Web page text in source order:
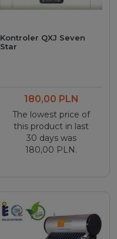
Kontroler QXJ Seven
Star
180,00 PLN
The lowest price of
this product in last
30 days was
180,00 PLN.